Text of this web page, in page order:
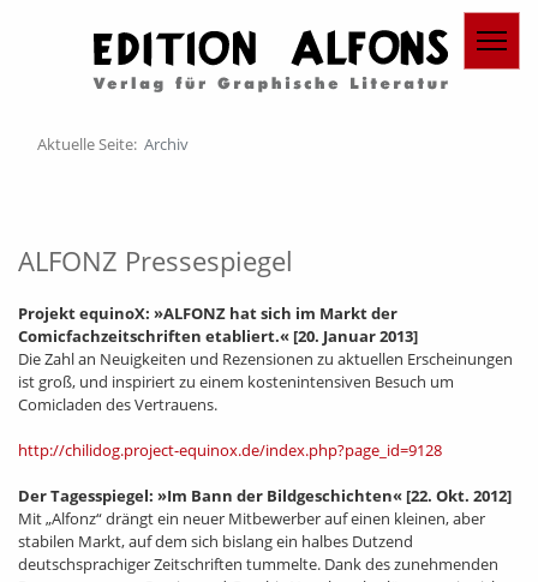
Aktuelle Seite: Archiv
ALFONZ Pressespiegel
Projekt equinoX: »ALFONZ hat sich im Markt der
Comicfachzeitschriften etabliert.« [20. Januar 2013]
Die Zahl an Neuigkeiten und Rezensionen zu aktuellen Erscheinungen
ist groß, und inspiriert zu einem kostenintensiven Besuch um
Comicladen des Vertrauens.
http://chilidog.project-equinox.de/index.php?page_id=9128
Der Tagesspiegel: »Im Bann der Bildgeschichten« [22. Okt. 2012]
Mit „Alfonz“ drängt ein neuer Mitbewerber auf einen kleinen, aber
stabilen Markt, auf dem sich bislang ein halbes Dutzend
deutschsprachiger Zeitschriften tummelte. Dank des zunehmenden